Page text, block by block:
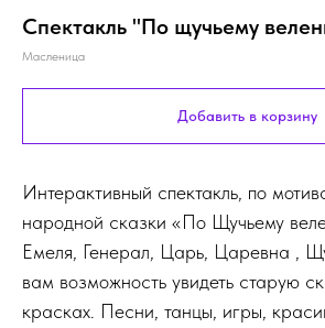
Спектакль "По щучьему
Масленица
Добавить в корзину
Интерактивный спектакль, по
народной сказки «По Щучьему
Емеля, Генерал, Царь, Царевна ,
вам возможность увидеть старую
красках. Песни, танцы, игры,